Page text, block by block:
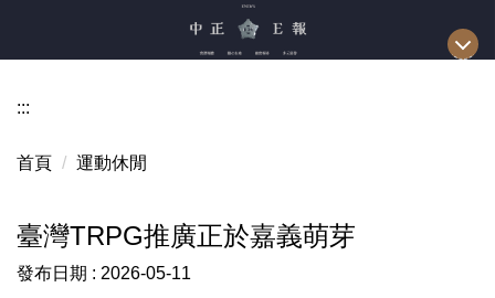
區
:::
首頁 運動休閒
臺灣TRPG推廣正於嘉義萌芽
發布日期 : 2026-05-11